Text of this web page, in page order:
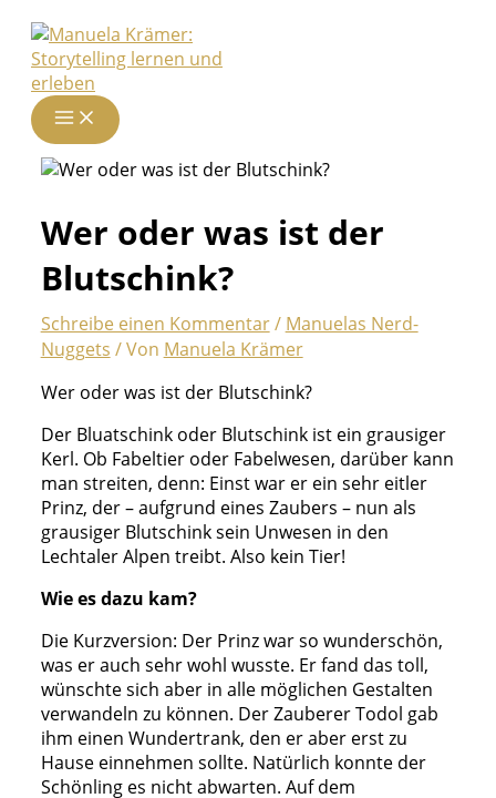
Zum
Inhalt
springen
Wer oder was ist der
Blutschink?
Schreibe einen Kommentar/ Manuelas Nerd-
Nuggets / Von Manuela Krämer
Wer oder was ist der Blutschink?
Der Bluatschink oder Blutschink ist ein grausiger
Kerl. Ob Fabeltier oder Fabelwesen, darüber kann
man streiten, denn: Einst war er ein sehr eitler
Prinz, der – aufgrund eines Zaubers – nun als
grausiger Blutschink sein Unwesen in den
Lechtaler Alpen treibt. Also kein Tier!
Wie es dazu kam?
Die Kurzversion: Der Prinz war so wunderschön,
was er auch sehr wohl wusste. Er fand das toll,
wünschte sich aber in alle möglichen Gestalten
verwandeln zu können. Der Zauberer Todol gab
ihm einen Wundertrank, den er aber erst zu
Hause einnehmen sollte. Natürlich konnte der
Schönling es nicht abwarten. Auf dem